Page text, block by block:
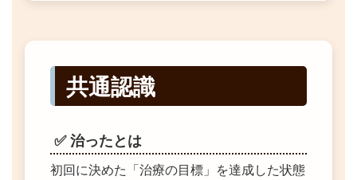
共通認識
✅ 治ったとは
初回に決めた「治療の目標」を達成した状態